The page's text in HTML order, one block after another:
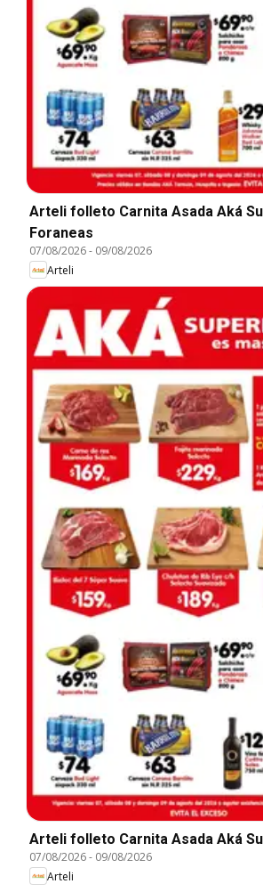
Arteli folleto Carnita Asada Aká
Foraneas
07/08/2026- 09/08/2026
Arteli
Arteli folleto Carnita Asada Aká
07/08/2026- 09/08/2026
Arteli